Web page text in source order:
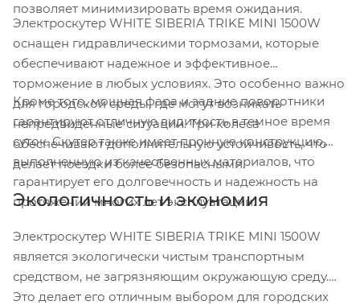
позволяет минимизировать время ожидания.
Электроскутер WHITE SIBERIA TRIKE MINI 1500W
оснащен гидравлическими тормозами, которые
обеспечивают надежное и эффективное
торможение в любых условиях. Это особенно важно
для городской среды, где могут возникать
непредвиденные ситуации. Три колеса
обеспечивают дополнительную устойчивость, что
делает поездки более безопасными.
Кроме того, мощная фара и задние поворотники
гарантируют отличную видимость в темное время
суток. Скутер также имеет прочную конструкцию,
выполненную из качественных материалов, что
гарантирует его долговечность и надежность на
протяжении многих лет эксплуатации.
Экологичность и экономия
Электроскутер WHITE SIBERIA TRIKE MINI 1500W
является экологически чистым транспортным
средством, не загрязняющим окружающую среду.
Это делает его отличным выбором для городских